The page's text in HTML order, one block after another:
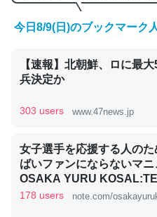
くらい。小説でいう「ずっ
ど、短期記憶というには多
─GPTの仕組みと限界についての
昆虫ってカルシウム少ない
今日8/9(日)のブックマーク
【速報】北朝鮮、ロに最
兵決定か
303 users www.47news.jp
女子選手を応援する人のた
ばいファンにならないマニ
OSAKA YURU
KITAMOTO
178 users note.com/